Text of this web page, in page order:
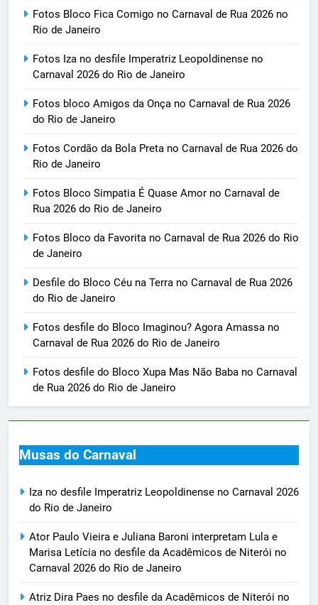
Fotos Bloco Fica Comigo no Carnaval de Rua 2026 no
Rio de Janeiro
Fotos Iza no desfile Imperatriz Leopoldinense no
Carnaval 2026 do Rio de Janeiro
Fotos bloco Amigos da Onça no Carnaval de Rua 2026
do Rio de Janeiro
Fotos Cordão da Bola Preta no Carnaval de Rua 2026 do
Rio de Janeiro
Fotos Bloco Simpatia É Quase Amor no Carnaval de
Rua 2026 do Rio de Janeiro
Fotos Bloco da Favorita no Carnaval de Rua 2026 do Rio
de Janeiro
Desfile do Bloco Céu na Terra no Carnaval de Rua 2026
do Rio de Janeiro
Fotos desfile do Bloco Imaginou? Agora Amassa no
Carnaval de Rua 2026 do Rio de Janeiro
Fotos desfile do Bloco Xupa Mas Não Baba no Carnaval
de Rua 2026 do Rio de Janeiro
Musas do Carnaval
Iza no desfile Imperatriz Leopoldinense no Carnaval 2026
do Rio de Janeiro
Ator Paulo Vieira e Juliana Baroni interpretam Lula e
Marisa Letícia no desfile da Acadêmicos de Niterói no
Carnaval 2026 do Rio de Janeiro
Atriz Dira Paes no desfile da Acadêmicos de Niterói no